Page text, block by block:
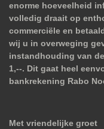
enorme hoeveelheid
volledig draait op
commerciële en
wij u in overweging
instandhouding van
1,--. Dit gaat heel
bankrekening Rabo
Met vriendelijke groet